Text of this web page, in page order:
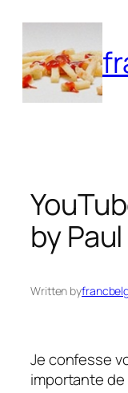
contenu
by
Written by
Je confesse
importante de